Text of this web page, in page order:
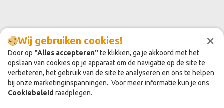
×
Wij gebruiken cookies!
Door op "Alles accepteren"te klikken, ga je akkoord met het
opslaan van cookies op je apparaat om de navigatie op de site te
verbeteren, het gebruik van de site te analyseren en ons te helpen
bij onze marketinginspanningen. Voor meer informatie kun je ons
Cookiebeleid raadplegen.